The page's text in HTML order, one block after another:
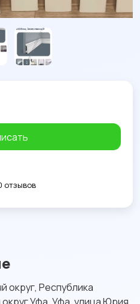
округ, Республика
отзывов